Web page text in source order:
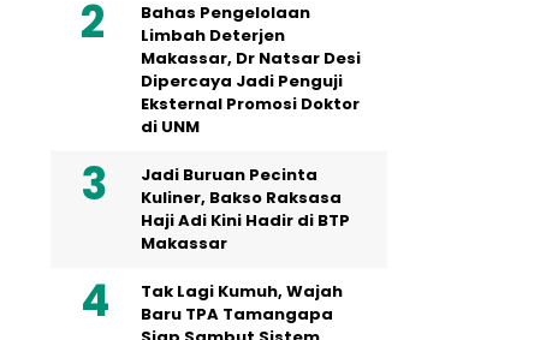
Bahas Pengelolaan
Limbah Deterjen
Makassar, Dr Natsar Desi
Dipercaya Jadi Penguji
Eksternal Promosi Doktor
di UNM
Jadi Buruan Pecinta
Kuliner, Bakso Raksasa
Haji Adi Kini Hadir di BTP
Makassar
Tak Lagi Kumuh, Wajah
Baru TPA Tamangapa